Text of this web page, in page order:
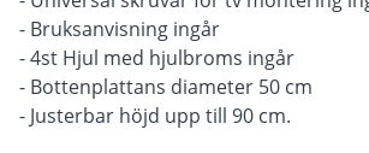
- Bruksanvisning ingår
- 4st Hjul med hjulbroms ingår
- Bottenplattans diameter 50 cm
- Justerbar höjd upp till 90 cm.